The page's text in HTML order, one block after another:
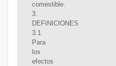
comestible.
3.
DEFINICIONES
3.1
Para
los
efectos